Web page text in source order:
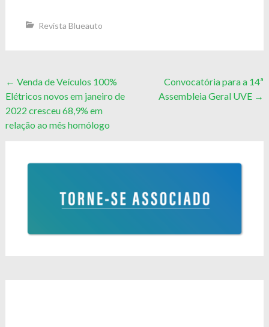
Revista Blueauto
Post
navigation
← Venda de Veículos 100%
Elétricos novos em janeiro de
2022 cresceu 68,9% em
relação ao mês homólogo
Convocatória para a 14ª
Assembleia Geral UVE →